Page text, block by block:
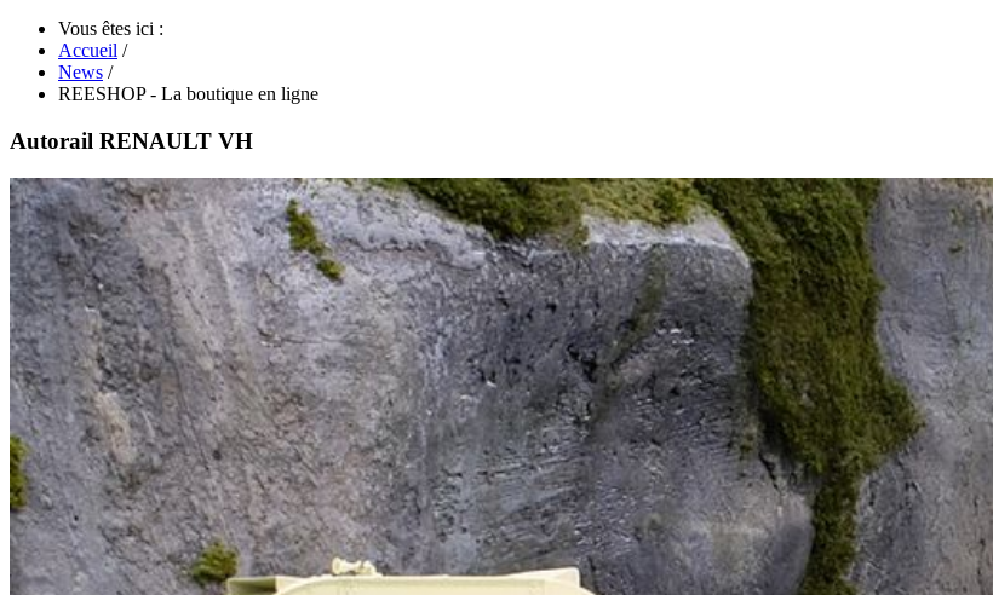
Vous êtes ici :
Accueil /
News /
REESHOP - La boutique en ligne
Autorail RENAULT VH